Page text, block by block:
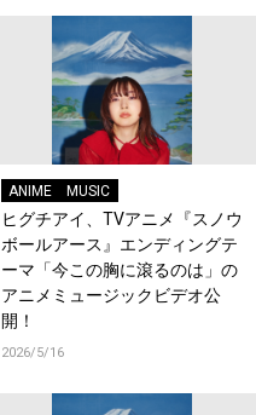
ANIME MUSIC
ヒグチアイ、TVアニメ『スノウ
ボールアース』エンディングテ
ーマ「今この胸に滾るのは」の
アニメミュージックビデオ公
開！
2026/5/16